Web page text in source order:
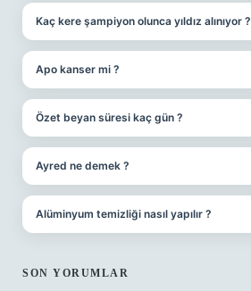
Kaç kere şampiyon olunca yıldız alınıyor ?
Apo kanser mi ?
Özet beyan süresi kaç gün ?
Ayred ne demek ?
Alüminyum temizliği nasıl yapılır ?
SON YORUMLAR